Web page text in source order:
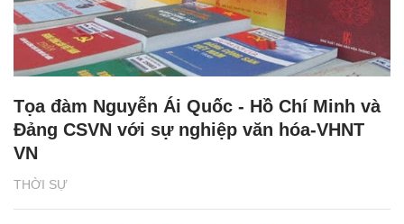
THỜI SỰ
Tọa đàm Nguyễn Ái Quốc - Hồ Chí Minh và
Đảng CSVN với sự nghiệp văn hóa-VHNT
VN